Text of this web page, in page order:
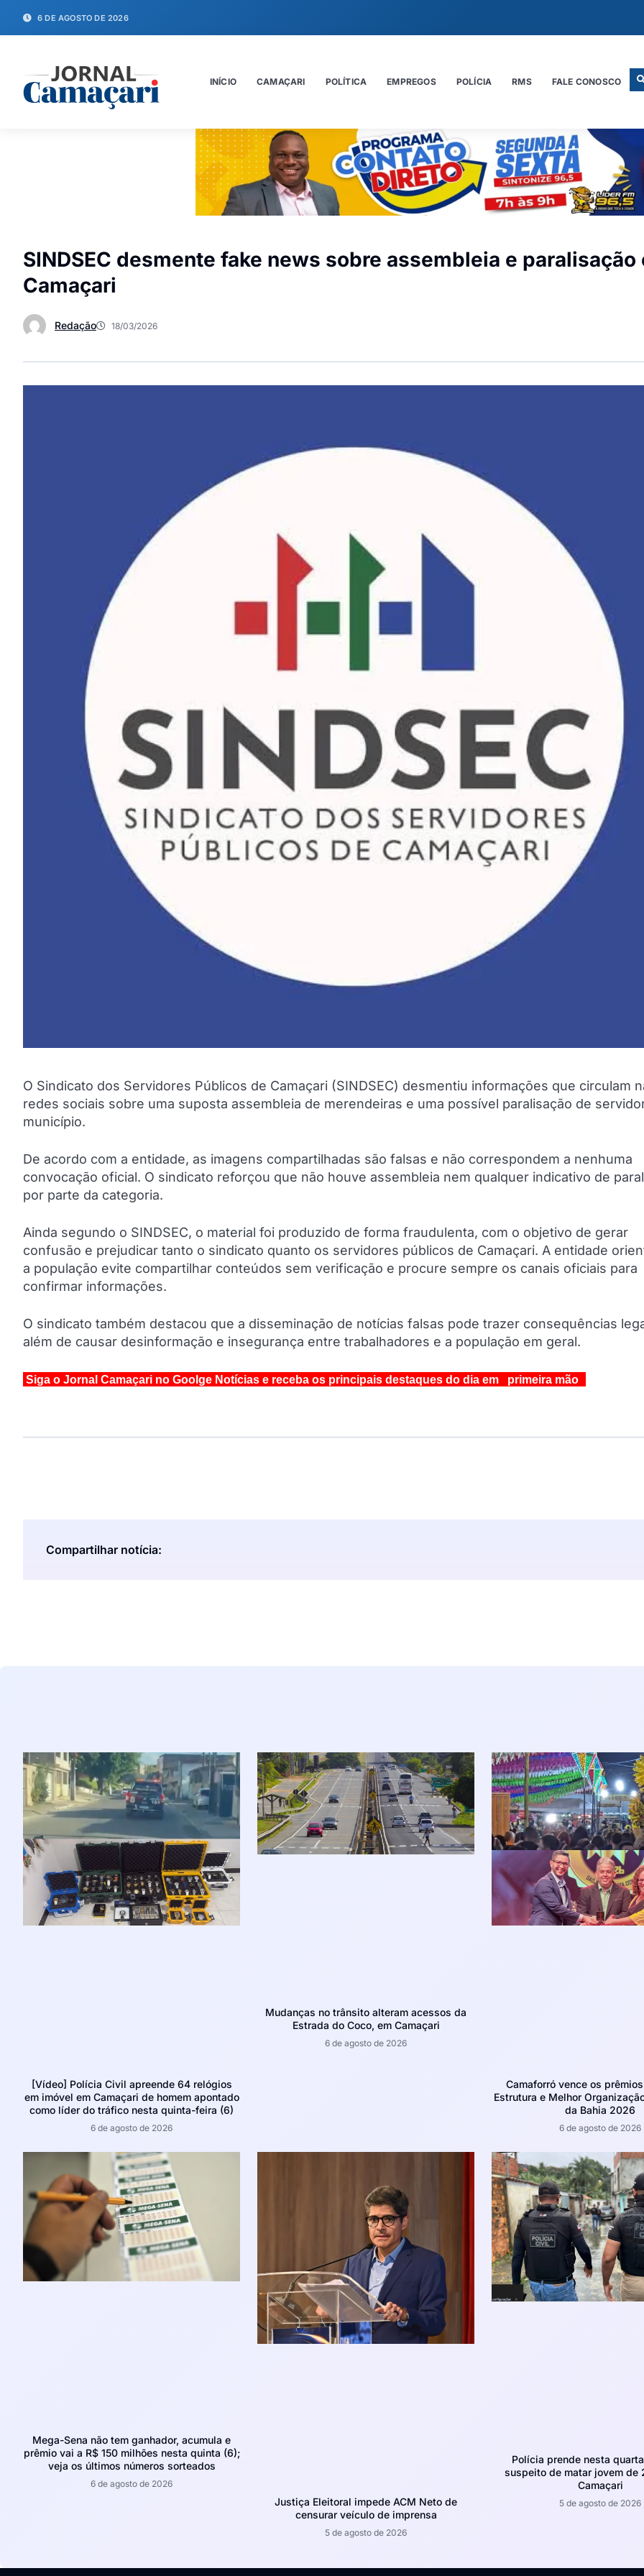
6 DE AGOSTO DE 2026
INÍCIO CAMAÇARI POLÍTICA EMPREGOS POLÍCIA RMS FALE CONOSCO
SINDSEC desmente fake news sobre assembleia e paralisação
Camaçari
Redação 18/03/2026
O Sindicato dos Servidores Públicos de Camaçari (SINDSEC) desmentiu informações que circulam
redes sociais sobre uma suposta assembleia de merendeiras e uma possível paralisação de
município.
De acordo com a entidade, as imagens compartilhadas são falsas e não correspondem a nenhuma
convocação oficial. O sindicato reforçou que não houve assembleia nem qualquer indicativo de
por parte da categoria.
Ainda segundo o SINDSEC, o material foi produzido de forma fraudulenta, com o objetivo de gerar
confusão e prejudicar tanto o sindicato quanto os servidores públicos de Camaçari. A entidade
a população evite compartilhar conteúdos sem verificação e procure sempre os canais oficiais para
confirmar informações.
O sindicato também destacou que a disseminação de notícias falsas pode trazer consequências
além de causar desinformação e insegurança entre trabalhadores e a população em geral.
Siga o Jornal Camaçari no Goolge Notícias e receba os principais destaques do dia em primeira mão
Compartilhar notícia:
[Vídeo] Polícia Civil apreende 64 relógios
em imóvel em Camaçari de homem apontado
como líder do tráfico nesta quinta-feira (6)
6 de agosto de 2026
Mudanças no trânsito alteram acessos da
Estrada do Coco, em Camaçari
6 de agosto de 2026
Camaforró vence os
Estrutura e Melhor
da Bahia 2026
6 de agosto de 2026
Mega-Sena não tem ganhador, acumula e
prêmio vai a R$ 150 milhões nesta quinta (6);
veja os últimos números sorteados
6 de agosto de 2026
Justiça Eleitoral impede ACM Neto de
censurar veículo de imprensa
5 de agosto de 2026
Polícia prende nesta
suspeito de matar jovem de
Camaçari
5 de agosto de 2026